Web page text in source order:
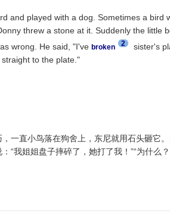
and played with a dog. Sometimes a bird
threw a stone at it. Suddenly the little
wrong. He said, "I've broken 2
sister's
to the plate."
一直小鸟落在狗舍上，东尼就用石头砸它
“我姐姐盘子摔碎了，她打了我！”“为什么